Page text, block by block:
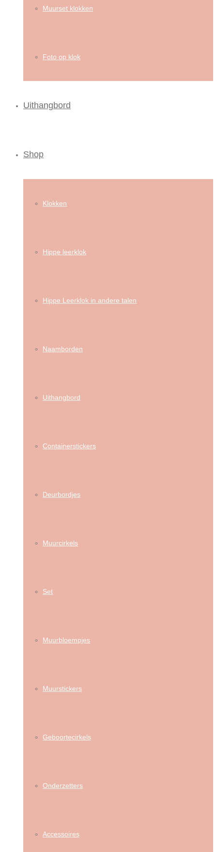
Muurset klokken
Foto op klok
Uithangbord
Shop
Klokken
Hippe leerklok
Hippe Leerklok in andere talen
Naamborden
Uithangbord
Containerstickers
Deurbordjes
Muurcirkels
Set
Muurbloempjes
Muurstickers
Geboortecirkels
Onderzetters
Accessoires